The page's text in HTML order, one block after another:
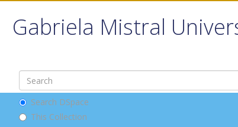
Gabriela Mistral
Search DSpace
This Collection